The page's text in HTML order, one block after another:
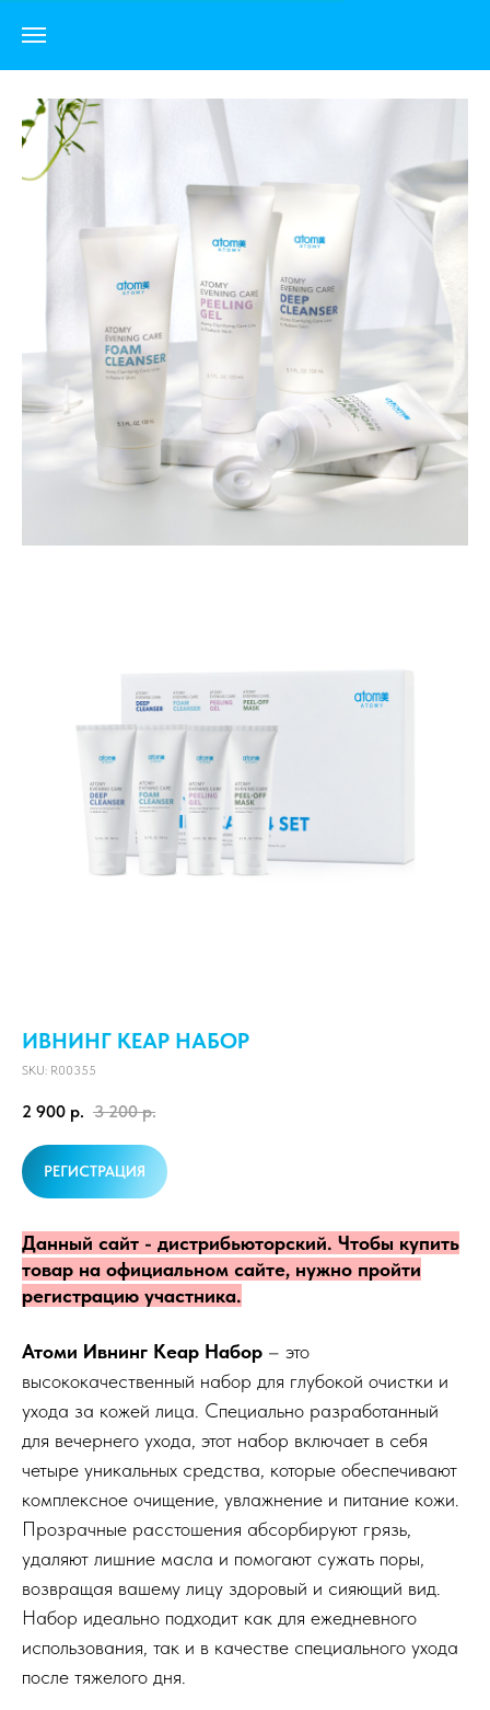
ИВНИНГ КЕАР НАБОР
SKU: R00355
2 900 р. 3 200 р.
РЕГИСТРАЦИЯ
Данный сайт - дистрибьюторский. Чтобы купить
товар на официальном сайте, нужно пройти
регистрацию участника.
Атоми Ивнинг Кеар Набор – это
высококачественный набор для глубокой очистки и
ухода за кожей лица. Специально разработанный
для вечернего ухода, этот набор включает в себя
четыре уникальных средства, которые обеспечивают
комплексное очищение, увлажнение и питание кожи.
Прозрачные расстошения абсорбируют грязь,
удаляют лишние масла и помогают сужать поры,
возвращая вашему лицу здоровый и сияющий вид.
Набор идеально подходит как для ежедневного
использования, так и в качестве специального ухода
после тяжелого дня.